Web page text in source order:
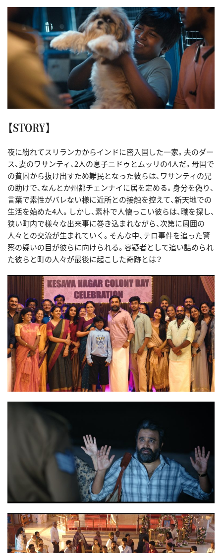
【STORY】
夜に紛れてスリランカからインドに密入国した一家。夫のダー
ス、妻のワサンティ、2人の息子ニドゥとムッリの4人だ。母国で
の貧困から抜け出すため難民となった彼らは、ワサンティの兄
の助けで、なんとか州都チェンナイに居を定める。身分を偽り、
言葉で素性がバレない様に近所との接触を控えて、新天地での
生活を始めた4人。しかし、素朴で人懐っこい彼らは、職を探し、
狭い町内で様々な出来事に巻き込まれながら、次第に周囲の
人々との交流が生まれていく。そんな中、テロ事件を追った警
察の疑いの目が彼らに向けられる。容疑者として追い詰められ
た彼らと町の人々が最後に起こした奇跡とは？